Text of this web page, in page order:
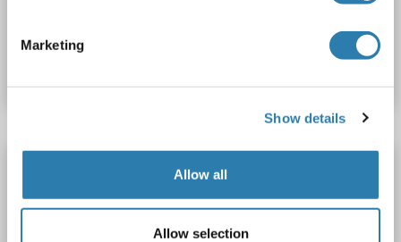
Marketing
Show details
Allow all
Allow selection
PRSS16 Antikörper (AA 52-81) (PE)
PRSS16